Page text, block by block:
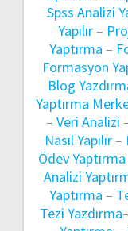
Spss Analizi
Yapılır–
Yaptırma –
Formasyon
Blog
Yaptırma
– Veri Analizi
Nasıl Yapılır–
Ödev Yaptırma
Analizi
Yaptırma –
Tezi Yazdırma–